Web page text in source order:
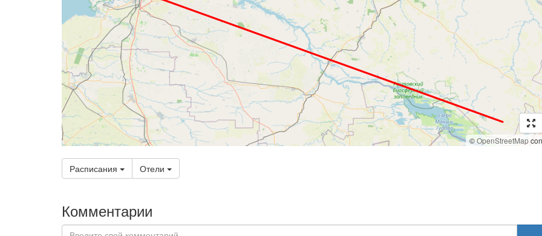
©OpenStreetMap
Расписания Отели
Комментарии